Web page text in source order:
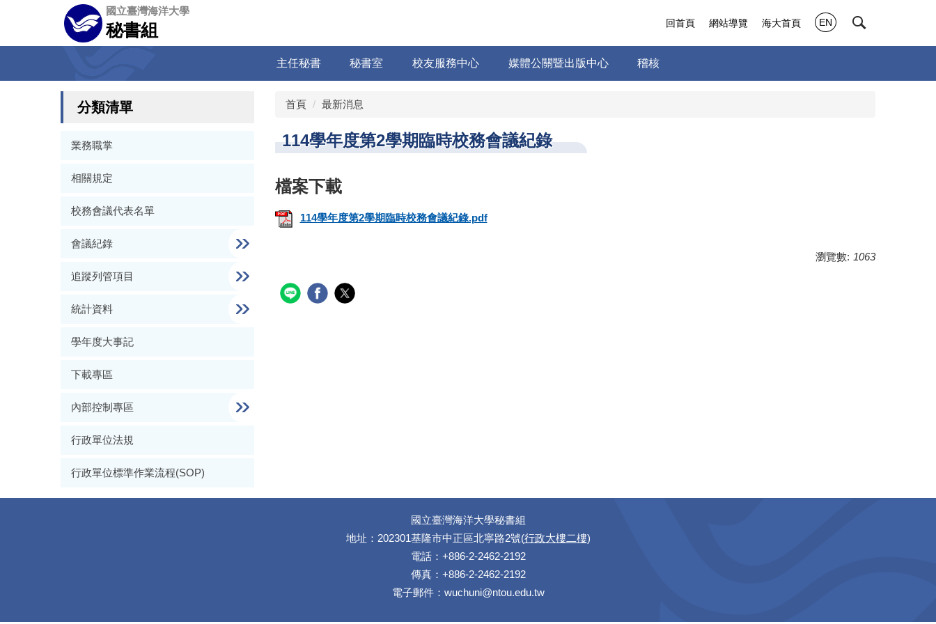
國立臺灣海洋大學
秘書組 回首頁 網站導覽 海大首頁 EN
主任秘書 秘書室 校友服務中心 媒體公關暨出版中心 稽核
分類清單
業務職掌
相關規定
校務會議代表名單
會議紀錄
追蹤列管項目
統計資料
學年度大事記
下載專區
內部控制專區
行政單位法規
行政單位標準作業流程(SOP)
首頁 最新消息
114學年度第2學期臨時校務會議紀錄
114學年度第2學期臨時校務會議紀錄.pdf
瀏覽數: 1063
國立臺灣海洋大學秘書組
地址：202301基隆市中正區北寧路2號(行政大樓二樓)
電話：+886-2-2462-2192
傳真：+886-2-2462-2192
電子郵件： wuchuni@ntou.edu.tw